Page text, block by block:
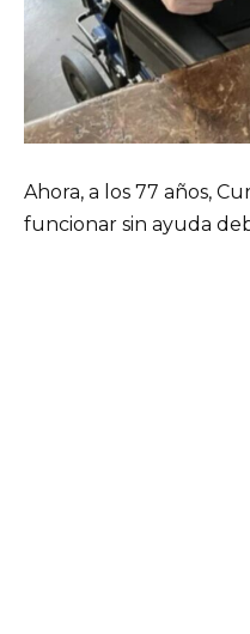
Ahora, a los 77 años,
funcionar sin ayuda